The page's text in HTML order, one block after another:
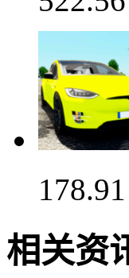
相关资